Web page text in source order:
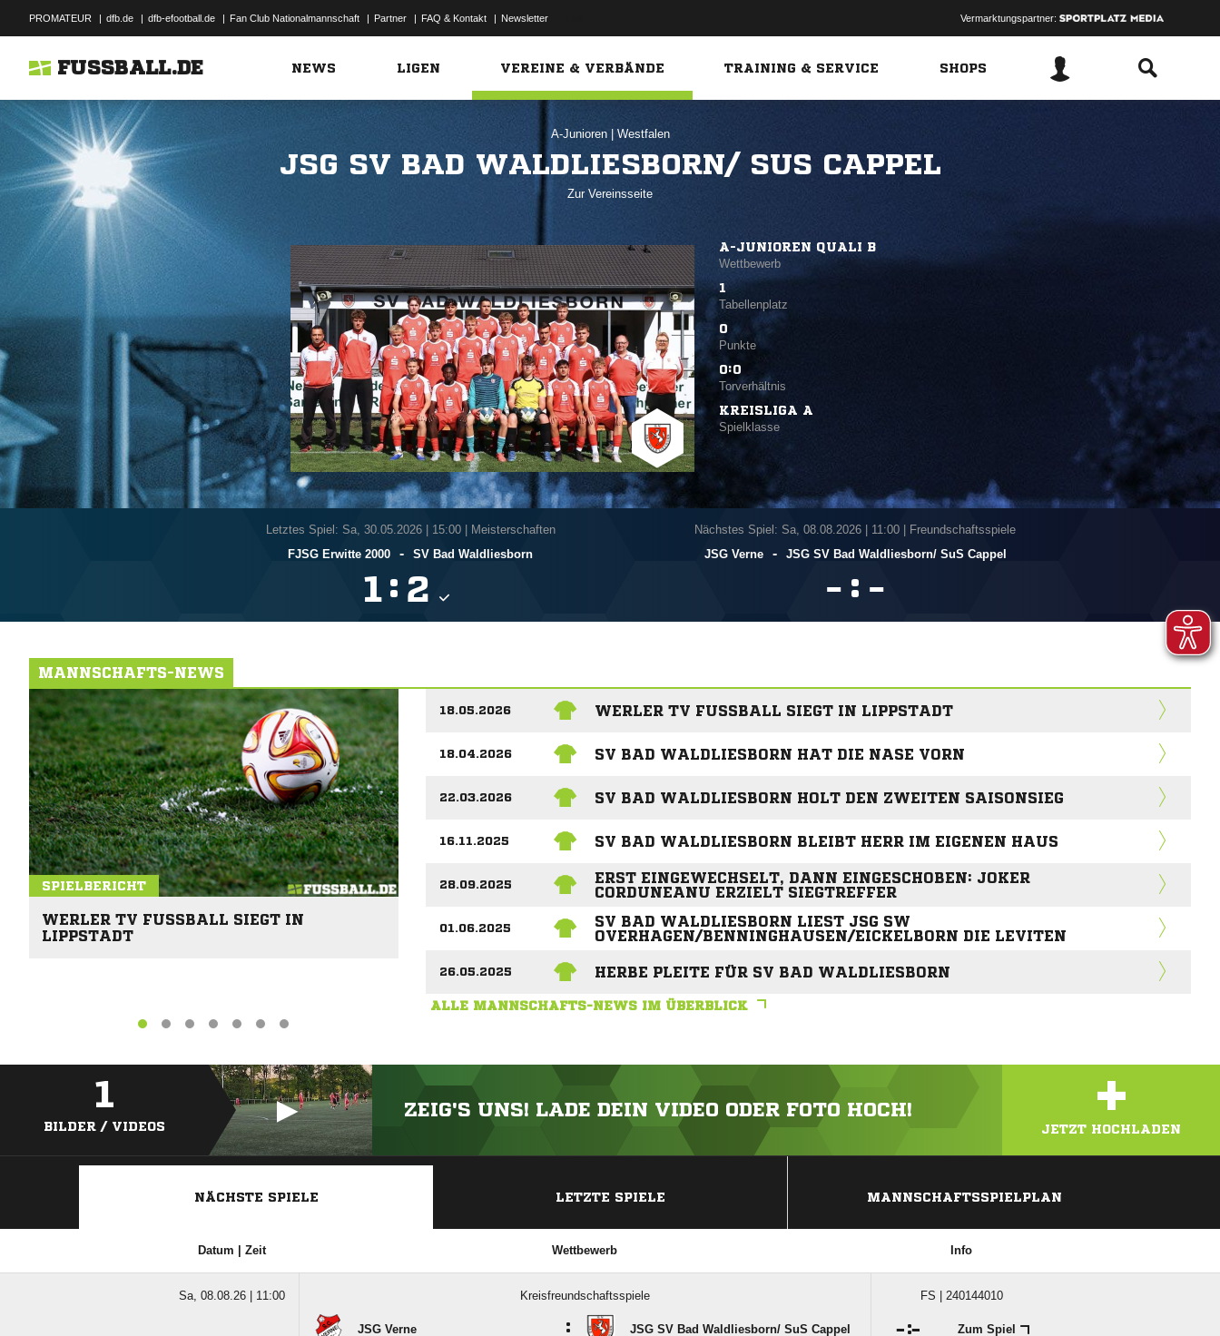
PROMATEUR | dfb.de | dfb-efootball.de | Fan Club Nationalmannschaft | Partner | FAQ & Kontakt | Newsletter Vermarktungspartner:
FUSSBALL.DE NEWS LIGEN VEREINE & VERBÄNDE TRAINING & SERVICE SHOPS
A-Junioren Westfalen
JSG SV BAD WALDLIESBORN/ SUS CAPPEL
Zur Vereinsseite
A-JUNIOREN QUALI B
Wettbewerb
1
Tabellenplatz
0
Punkte
0:0
Torverhältnis
KREISLIGA A
Spielklasse
Letztes Spiel: Sa, 30.05.2026| 15:00 | Meisterschaften
FJSG Erwitte 2000
- SV Bad Waldliesborn
 : 
Nächstes Spiel: Sa, 08.08.2026
11:00 | Freundschaftsspiele
JSG Verne
- JSG SV Bad Waldliesborn/​ SuS Cappel
 : 
MANNSCHAFTS-NEWS
SPIELBERICHT
WERLER TV FUSSBALL SIEGT IN L
IPPSTADT
18.05.2026 WERLER TV FUSSBALL SIEGT IN LIPPSTADT
18.04.2026 SV BAD WALDLIESBORN HAT DIE NASE VORN
22.03.2026 SV BAD WALDLIESBORN HOLT DEN ZWEITEN SAISONSIEG
16.11.2025 SV BAD WALDLIESBORN BLEIBT HERR IM EIGENEN HAUS
28.09.2025
ERST EINGEWECHSELT, DANN EINGESCHOBEN: JOKER
CORDUNEANU ERZIELT SIEGTREFFER
01.06.2025
SV BAD WALDLIESBORN LIEST JSG SW
OVERHAGEN/BENNINGHAUSEN/EICKELBORN DIE LEVITEN
26.05.2025 HERBE PLEITE FÜR SV BAD WALDLIESBORN
ALLE MANNSCHAFTS-NEWS IM ÜBERBLICK
1
BILDER / VIDEOS
ZEIG'S UNS! LADE DEIN VIDEO ODER FOTO HOCH! +
JETZT HOCHLADEN
NÄCHSTE SPIELE LETZTE SPIELE MANNSCHAFTSSPIELPLAN
Datum | Zeit Wettbewerb Info
Sa, 08.08.26 | 11:00 Kreisfreundschaftsspiele FS | 240144010
JSG Verne : JSG SV Bad Waldliesborn/​ SuS Cappel : Zum Spiel